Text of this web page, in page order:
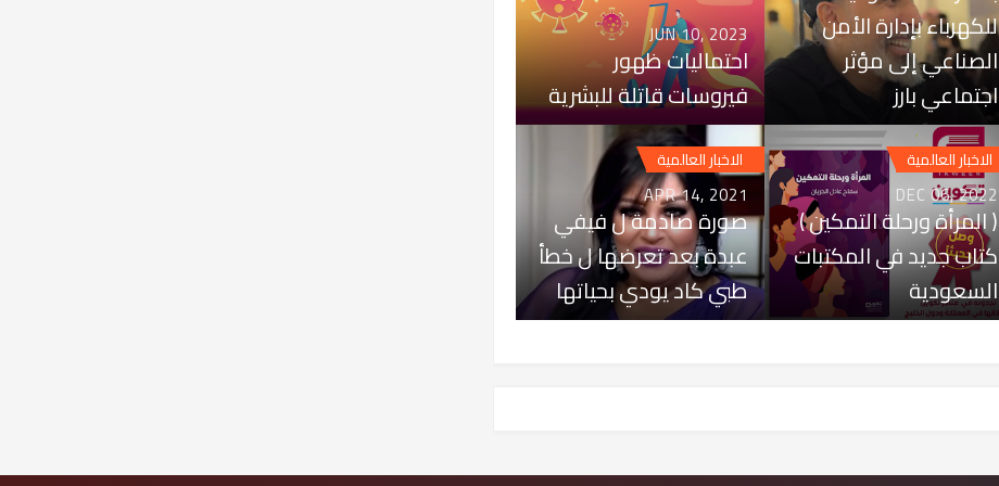
للكهرباء بإدارة الأمن
الصناعي إلى مؤثر
اجتماعي بارز
JUN 10, 2023
احتماليات ظهور
فيروسات قاتلة للبشرية
الاخبار العالمية
DEC 06, 2022
( المرأة ورحلة التمكين )
كتاب جديد في المكتبات
السعودية
الاخبار العالمية
APR 14, 2021
صورة صادمة ل فيفي
عبدة بعد تعرضها ل خطأ
طبي كاد يودي بحياتها